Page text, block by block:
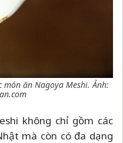
ăn Nagoya Meshi. Ảnh:
không chỉ gồm các
mà còn có đa dạng